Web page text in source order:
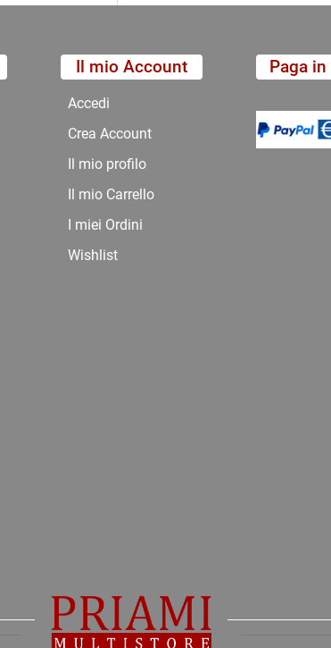
Il mio Account
Accedi
Crea Account
Il mio profilo
Il mio Carrello
I miei Ordini
Wishlist
Paga